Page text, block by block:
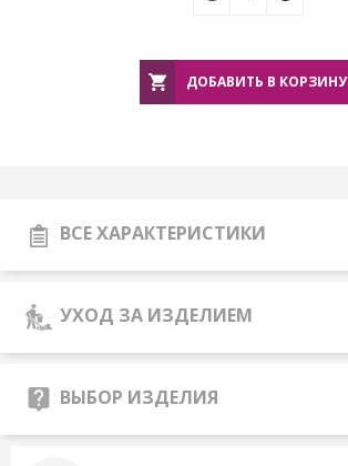
ДОБАВИТЬ В КОРЗИНУ
ВСЕ ХАРАКТЕРИСТИКИ
УХОД ЗА ИЗДЕЛИЕМ
ВЫБОР ИЗДЕЛИЯ